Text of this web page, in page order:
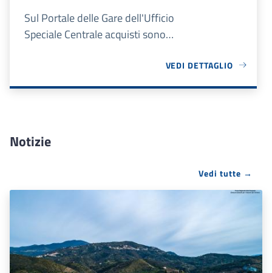
Sul Portale delle Gare dell'Ufficio
Speciale Centrale acquisti sono
VEDI DETTAGLIO
Notizie
Vedi tutte →